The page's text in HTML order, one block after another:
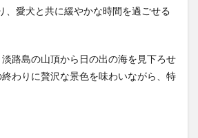
、愛犬と共に緩やかな時間を過ごせる
路島の山頂から日の出の海を見下ろせ
わりに贅沢な景色を味わいながら、特